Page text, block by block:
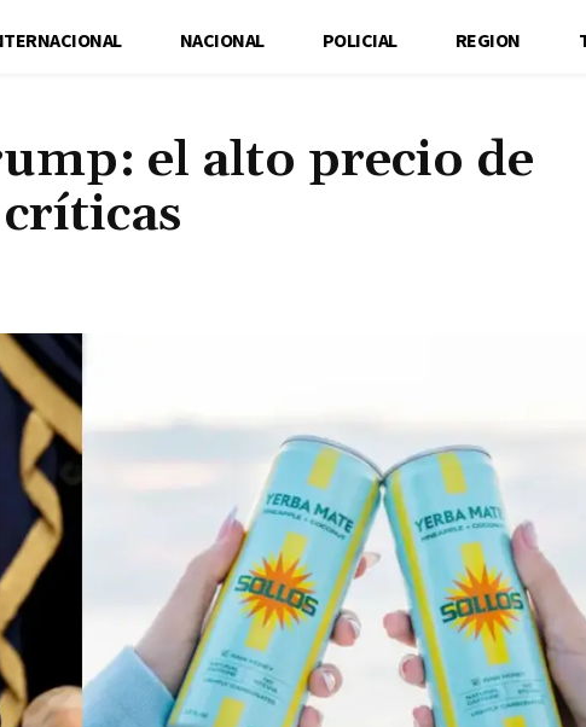
NACIONAL POLICIAL REGION
el alto precio de
críticas